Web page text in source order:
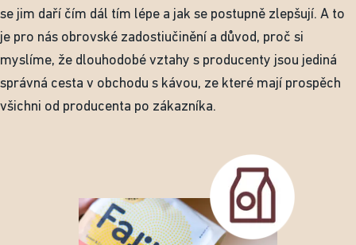
se jim daří čím dál tím lépe a jak se postupně zlepšují. A to
je pro nás obrovské zadostiučinění a důvod, proč si
myslíme, že dlouhodobé vztahy s producenty jsou jediná
správná cesta v obchodu s kávou, ze které mají prospěch
všichni od producenta po zákazníka.